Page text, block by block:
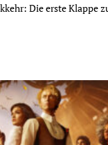
Die erste Klappe